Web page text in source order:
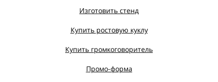
Изготовить стенд
Купить ростовую куклу
Купить громкоговоритель
Промо-форма